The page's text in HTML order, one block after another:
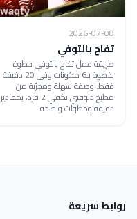
2026-07-08
تفاح بالتوفي
طريقة عمل تفاح بالتوفي خطوة
بخطوة بـ6 مكونات وفي 20 دقيقة
فقط. وصفة سهلة ومجرّبة من
مطبخ دلوقتي تكفي 2 فرد، بمقادير
دقيقة وخطوات واضحة.
روابط سريعة